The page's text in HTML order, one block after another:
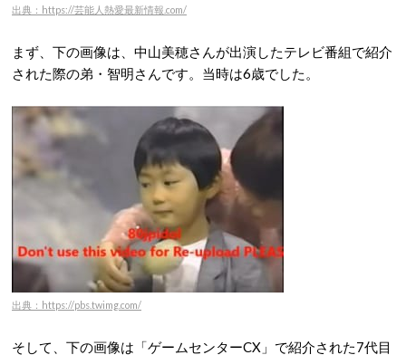
出典：https://芸能人熱愛最新情報.com/
まず、下の画像は、中山美穂さんが出演したテレビ番組で紹介
された際の弟・智明さんです。当時は6歳でした。
出典：https://pbs.twimg.com/
そして、下の画像は「ゲームセンターCX」で紹介された7代目